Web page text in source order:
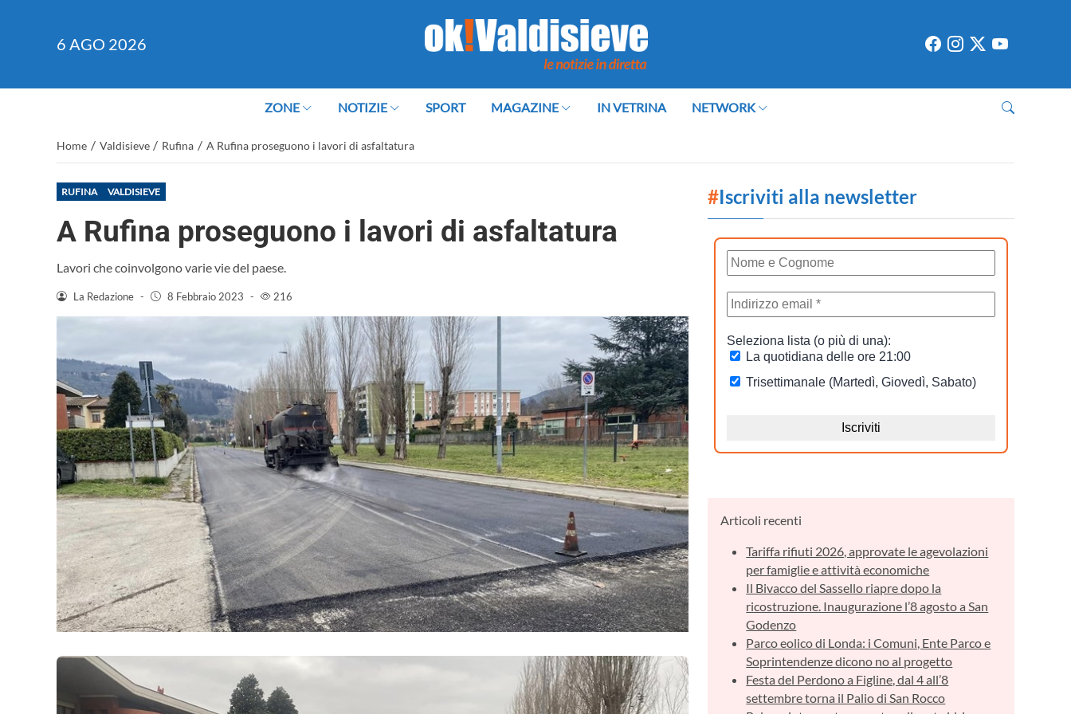
6 AGO 2026
ZONE NOTIZIE SPORT MAGAZINE IN VETRINA NETWORK
Home / Valdisieve / Rufina / A Rufina proseguono i lavori di asfaltatura
RUFINA VALDISIEVE
A Rufina proseguono i lavori di asfaltatura
Lavori che coinvolgono varie vie del paese.
La Redazione - 8 Febbraio 2023 - 216
#Iscriviti alla newsletter
Articoli recenti
Tariffa rifiuti 2026, approvate le agevolazioni
per famiglie e attività economiche
Il Bivacco del Sassello riapre dopo la
ricostruzione. Inaugurazione l’8 agosto a San
Godenzo
Parco eolico di Londa: i Comuni, Ente Parco e
Soprintendenze dicono no al progetto
Festa del Perdono a Figline, dal 4 all’8
settembre torna il Palio di San Rocco